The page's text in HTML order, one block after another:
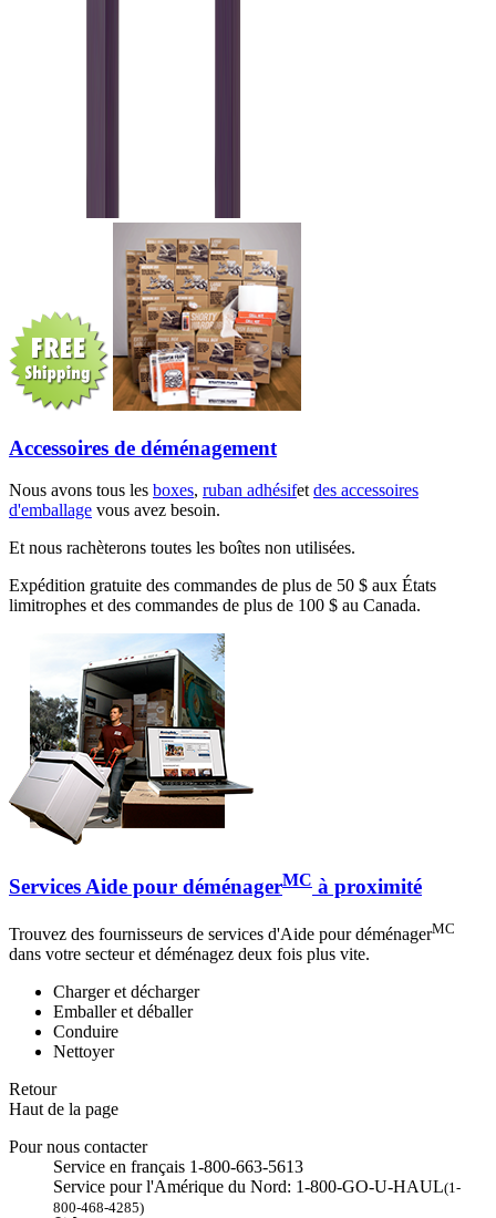
Accessoires de déménagement
Nous avons tous les boxes, ruban adhésifetdes accessoires
d'emballage vous avez besoin.
Et nous rachèterons toutes les boîtes non utilisées.
Expédition gratuite des commandes de plus de 50 $ aux États
limitrophes et des commandes de plus de 100 $ au Canada.
Services Aide pour déménagerMC à proximité
Trouvez des fournisseurs de services d'Aide pour déménagerMC
dans votre secteur et déménagez deux fois plus vite.
Charger et décharger
Emballer et déballer
Conduire
Nettoyer
Retour
Haut de la page
Pour nous contacter
Service en français 1-800-663-5613
Service pour l'Amérique du Nord: 1-800-GO-U-HAUL(1-
800-468-4285)